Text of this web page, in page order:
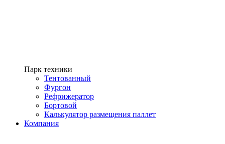
Парк техники
Тентованный
Фургон
Рефрижератор
Бортовой
Калькулятор размещения паллет
Компания